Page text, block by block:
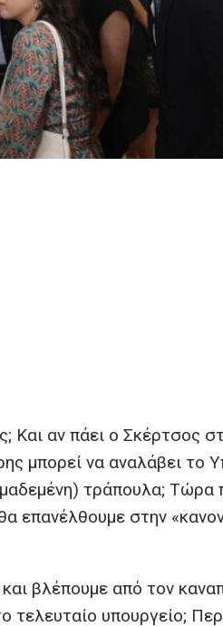
Και αν πάει ο Σκέρτσος
μπορεί να αναλάβει το
τράπουλα; Τώρα
επανέλθουμε στην
βλέπουμε από τον
υπουργείο;